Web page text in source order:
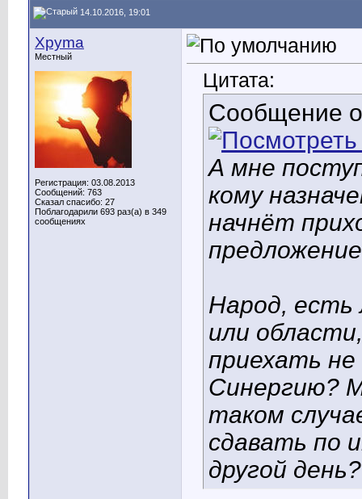
14.10.2016, 19:01
Xpyma
Местный
Регистрация: 03.08.2013
Сообщений: 763
Сказал спасибо: 27
Поблагодарили 693 раз(а) в 349
сообщениях
Цитата:
Сообщение
А мне
кому
начнёт
Народ, есть
или
приехать
Синергию?
таком
сдавать по
другой день?